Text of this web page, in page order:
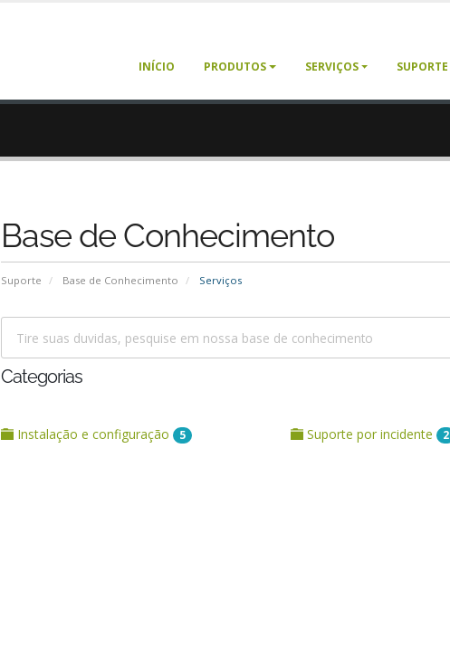
INÍCIO PRODUTOS SERVIÇOS SUPORTE
Base de Conhecimento
Suporte Base de Conhecimento Serviços
Categorias
Instalação e configuração 5 Suporte por incidente 2